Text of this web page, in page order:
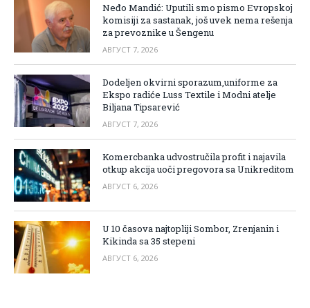
Neđo Mandić: Uputili smo pismo Evropskoj
komisiji za sastanak, još uvek nema rešenja
za prevoznike u Šengenu
АВГУСТ 7, 2026
Dodeljen okvirni sporazum,uniforme za
Ekspo radiće Luss Textile i Modni atelje
Biljana Tipsarević
АВГУСТ 7, 2026
Komercbanka udvostručila profit i najavila
otkup akcija uoči pregovora sa Unikreditom
АВГУСТ 6, 2026
U 10 časova najtopliji Sombor, Zrenjanin i
Kikinda sa 35 stepeni
АВГУСТ 6, 2026